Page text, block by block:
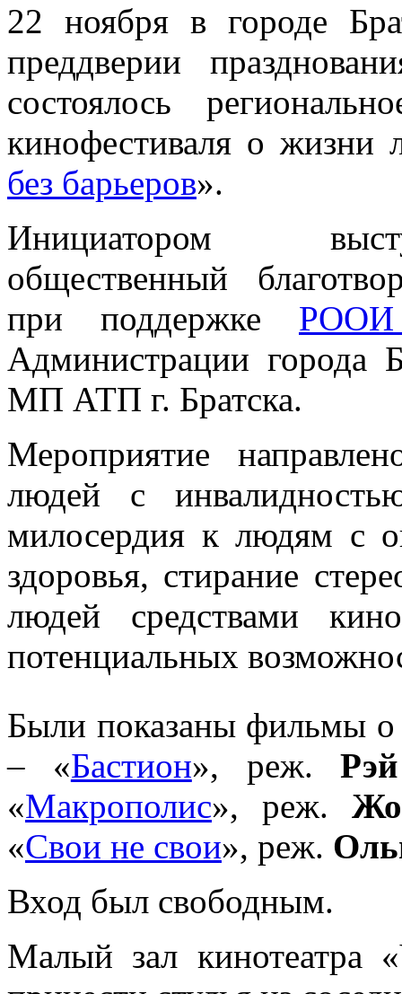
22 ноября в городе
преддверии
состоялось
кинофестиваля о жизни
без барьеров».
Инициатором
общественный
при поддержке РООИ
Администрации города
МП АТП г. Братска.
Мероприятие
людей с
милосердия к людям с
здоровья, стирание
людей средствами
потенциальных
Были показаны фильмы
– «Бастион», реж.
«Макрополис», реж.
«Свои не свои», реж.
Вход был свободным.
Малый зал кинотеатра